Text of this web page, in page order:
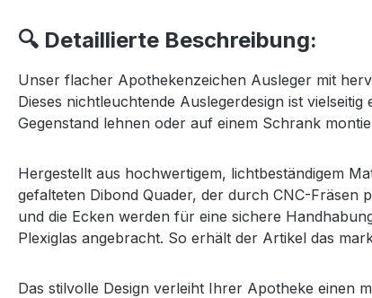
🔍 Detaillierte Beschreibung:
Unser flacher Apothekenzeichen Ausleger mit
Dieses nichtleuchtende Auslegerdesign ist
Gegenstand lehnen oder auf einem Schrank
Hergestellt aus hochwertigem, lichtbeständigem
gefalteten Dibond Quader, der durch CNC-Fräsen
und die Ecken werden für eine sichere
Plexiglas angebracht. So erhält der Artikel das
Das stilvolle Design verleiht Ihrer Apotheke einen